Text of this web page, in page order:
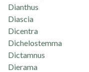
Dianthus
Diascia
Dicentra
Dichelostemma
Dictamnus
Dierama